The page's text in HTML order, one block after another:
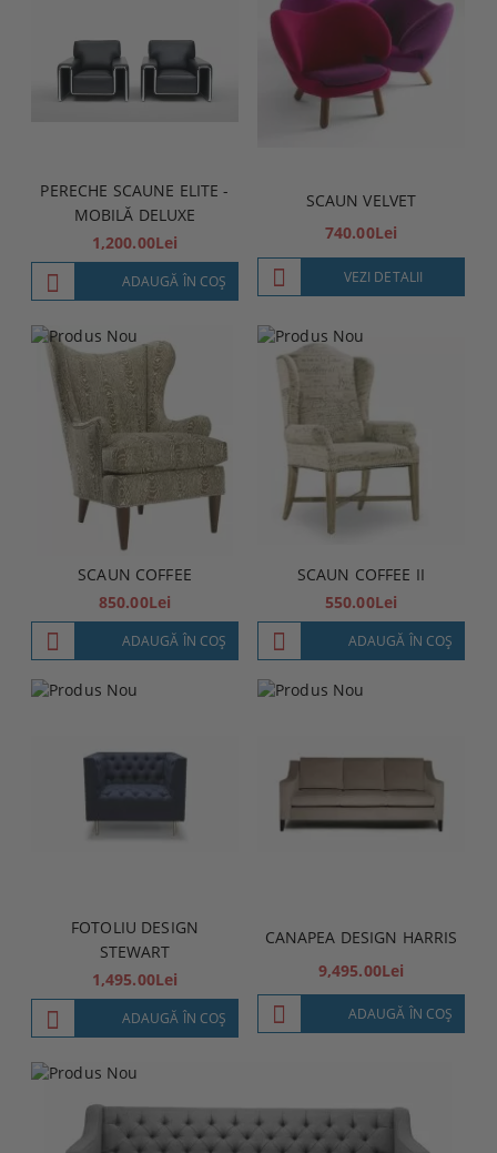
PERECHE SCAUNE ELITE -
MOBILĂ DELUXE
1,200.00Lei
ADAUGĂ ÎN COŞ
SCAUN VELVET
740.00Lei
VEZI DETALII
SCAUN COFFEE
850.00Lei
ADAUGĂ ÎN COŞ
SCAUN COFFEE II
550.00Lei
ADAUGĂ ÎN COŞ
FOTOLIU DESIGN
STEWART
1,495.00Lei
ADAUGĂ ÎN COŞ
CANAPEA DESIGN HARRIS
9,495.00Lei
ADAUGĂ ÎN COŞ